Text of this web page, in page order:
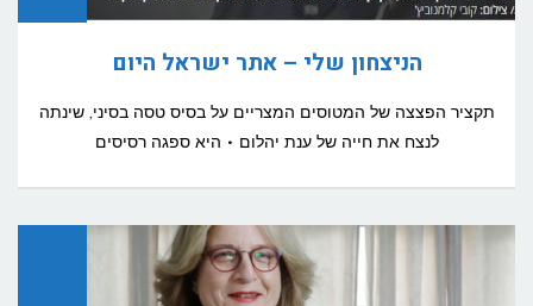
הניצחון שלי – אתר ישראל היום
תקציר הפצצה של המטוסים המצריים על בסיס טסה בסיני, שינתה
לנצח את חייה של ענת יהלום • היא ספגה רסיסים